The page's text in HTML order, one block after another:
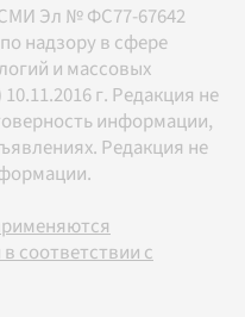
Эл № ФС77-67642
надзору в сфере
и массовых
г. Редакция не
информации,
Редакция не
соответствии с